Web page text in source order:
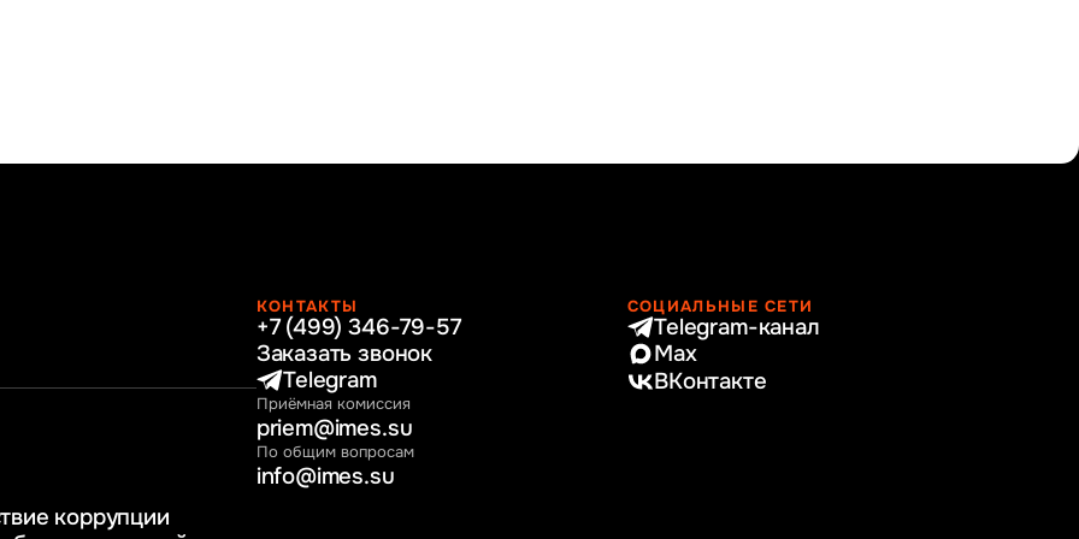
коррупции
КОНТАКТЫ
+7 (499) 346-79-57
Заказать звонок
Telegram
Приёмная комиссия
priem@imes.su
По общим вопросам
info@imes.su
СОЦИАЛЬНЫЕ СЕТИ
Telegram-канал
Max
ВКонтакте